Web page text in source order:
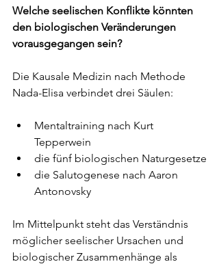
Welche seelischen Konflikte könnten
den biologischen Veränderungen
vorausgegangen sein?
Die Kausale Medizin nach Methode
Nada-Elisa verbindet drei Säulen:
Mentaltraining nach Kurt
Tepperwein
die fünf biologischen Naturgesetze
die Salutogenese nach Aaron
Antonovsky
Im Mittelpunkt steht das Verständnis
möglicher seelischer Ursachen und
biologischer Zusammenhänge als